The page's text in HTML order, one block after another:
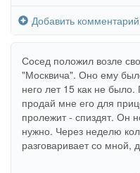
Добавить комментарий
Сосед положил возле
"Москвича". Оно ему
него лет 15 как не
продай мне его для
пролежит - спиздят. Он
нужно. Через неделю
разговаривает со мной,